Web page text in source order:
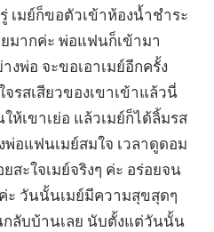
เมย์ก็ขอตัวเข้าห้องน้ำชำระ
มากค่ะ พ่อแฟนก็เข้ามา
งพ่อ จะขอเอาเมย์อีกครั้ง
รสเสียวของเขาเข้าแล้วนี่
ห้เขาเย่อ แล้วเมย์ก็ได้ลิ้มรส
อแฟนเมย์สมใจ เวลาดูดอม
สะใจเมย์จริงๆ ค่ะ อร่อยจน
ะ วันนั้นเมย์มีความสุขสุดๆ
กลับบ้านเลย นับตั้งแต่วันนั้น